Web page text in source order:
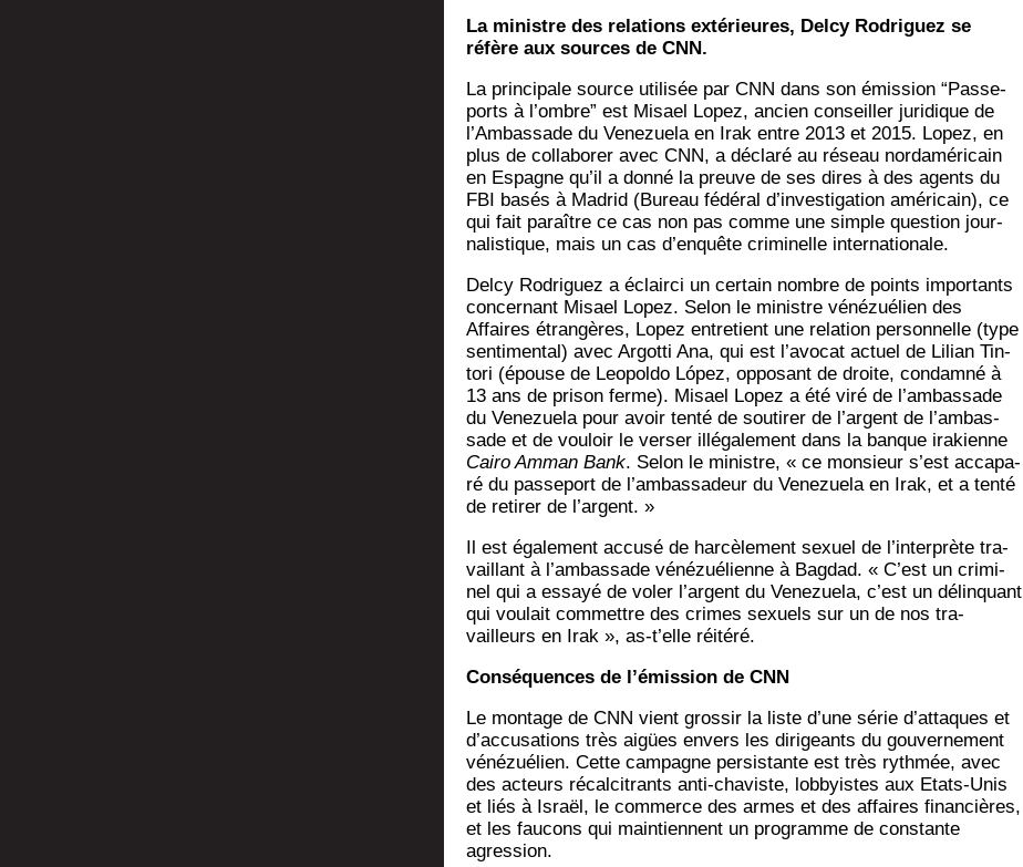
La ministre des rela­tions exté­rieures, Del­cy Rodri­guez se
réfère aux sources de CNN.
La prin­ci­pale source uti­li­sée par CNN dans son émis­sion “Pas­se­
ports à l’ombre” est Misael Lopez, ancien conseiller juri­dique de
l’Am­bas­sade du Vene­zue­la en Irak entre 2013 et 2015. Lopez, en
plus de col­la­bo­rer avec CNN, a décla­ré au réseau nor­da­mé­ri­cain
en Espagne qu’il a don­né la preuve de ses dires à des agents du
FBI basés à Madrid (Bureau fédé­ral d’in­ves­ti­ga­tion amé­ri­cain), ce
qui fait paraître ce cas non pas comme une simple ques­tion jour­
na­lis­tique, mais un cas d’en­quête cri­mi­nelle internationale.
Del­cy Rodri­guez a éclair­ci un cer­tain nombre de points impor­tants
concer­nant Misael Lopez. Selon le ministre véné­zué­lien des
Affaires étran­gères, Lopez entre­tient une rela­tion per­son­nelle (type
sen­ti­men­tal) avec Argot­ti Ana, qui est l’a­vo­cat actuel de Lilian Tin­
to­ri (épouse de Leo­pol­do López, oppo­sant de droite, condam­né à
13 ans de pri­son ferme). Misael Lopez a été viré de l’ambassade
du Vene­zue­la pour avoir ten­té de sou­ti­rer de l’argent de l’am­bas­
sade et de vou­loir le ver­ser illé­ga­le­ment dans la banque ira­kienne
Cai­ro Amman Bank. Selon le ministre, « ce mon­sieur s’est acca­pa­
ré du pas­se­port de l’am­bas­sa­deur du Vene­zue­la en Irak, et a ten­té
de reti­rer de l’argent. »
Il est éga­le­ment accu­sé de har­cè­le­ment sexuel de l’interprète tra­
vaillant à l’am­bas­sade véné­zué­lienne à Bag­dad. « C’est un cri­mi­
nel qui a essayé de voler l’argent du Vene­zue­la, c’est un délin­quant
qui vou­lait com­mettre des crimes sexuels sur un de nos tra­
vailleurs en Irak », as‑t’elle réitéré.
Consé­quences de l’émission de CNN
Le mon­tage de CNN vient gros­sir la liste d’une série d’at­taques et
d’ac­cu­sa­tions très aigües envers les diri­geants du gou­ver­ne­ment
véné­zué­lien. Cette cam­pagne per­sis­tante est très ryth­mée, avec
des acteurs récal­ci­trants anti-cha­viste, lob­byistes aux Etats-Unis
et liés à Israël, le com­merce des armes et des affaires finan­cières,
et les fau­cons qui main­tiennent un pro­gramme de constante
agression.